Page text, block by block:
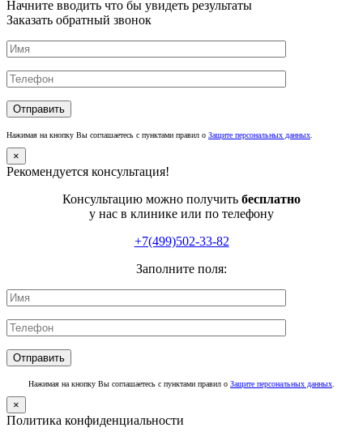
Начните вводить что бы увидеть результаты
Заказать обратный звонок
Нажимая на кнопку Вы соглашаетесь с пунктами правил о Защите персональных данных
×
Рекомендуется консультация!
Консультацию можно получить бесплатно
у нас в клинике или по телефону
+7(499)502-33-82
Заполните поля:
Нажимая на кнопку Вы соглашаетесь с пунктами правил о Защите персональных данных
×
Политика конфиденциальности